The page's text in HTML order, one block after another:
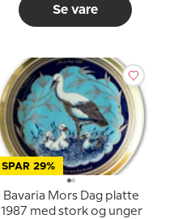
Se vare
SPAR 29%
Bavaria Mors Dag platte
1987 med stork og unger